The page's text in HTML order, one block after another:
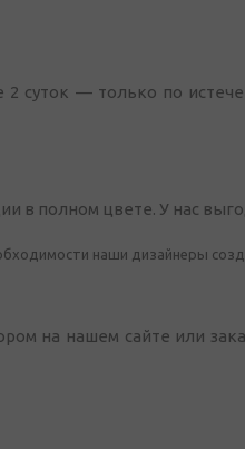
суток — только по
в полном цвете. У нас
наши дизайнеры
на нашем сайте или